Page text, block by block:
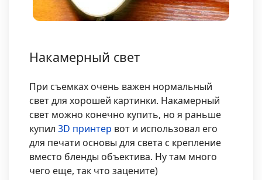
Накамерный свет
При съемках очень важен нормальный
свет для хорошей картинки. Накамерный
свет можно конечно купить, но я раньше
купил 3D принтер вот и использовал его
для печати основы для света с крепление
вместо бленды объектива. Ну там много
чего еще, так что зацените)